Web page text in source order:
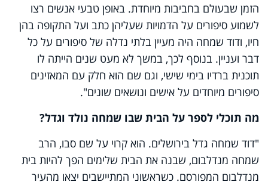
הזמן שבעולם בחביבות מיוחדת. באופן טבעי אנשים רצו
לשמוע סיפורים על הדמויות שעליהן כתב ועל התקופה בהן
חיו, ודוד שמחה היה מעיין בלתי נדלה של סיפורים על כל
דבר ועניין. בנוסף לכך, במשך לא מעט שנים הייתה לו
תוכנית ברדיו בימי שישי, וגם שם הוא חלק עם המאזינים
סיפורים מיוחדים על אישים ונושאים שונים".
מה תוכלי לספר על הבית שבו שמחה נולד וגדל?
"דוד שמחה גדל בירושלים. הוא קרוי על שם סבו, הרב
שמחה מנדלבום, שבנה את הבית שלימים הפך להיות בית
מנדלבום המפורסם. כשראשוני המתיישבים יצאו מהעיר